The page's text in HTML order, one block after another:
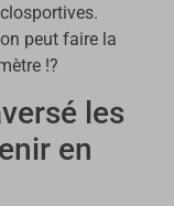
peut faire la
!?
les
en